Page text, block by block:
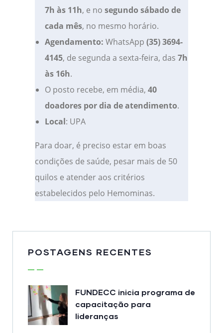
7h às 11h, e no segundo sábado de
cada mês, no mesmo horário.
Agendamento: WhatsApp (35) 3694-
4145, de segunda a sexta-feira, das 7h
às 16h.
O posto recebe, em média, 40
doadores por dia de atendimento.
Local: UPA
Para doar, é preciso estar em boas
condições de saúde, pesar mais de 50
quilos e atender aos critérios
estabelecidos pelo Hemominas.
POSTAGENS RECENTES
FUNDECC inicia programa de
capacitação para
lideranças